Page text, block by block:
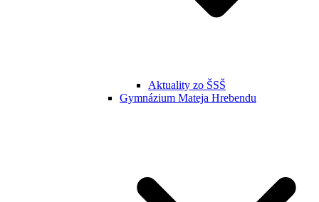
Aktuality zo ŠSŠ
Gymnázium Mateja Hrebendu